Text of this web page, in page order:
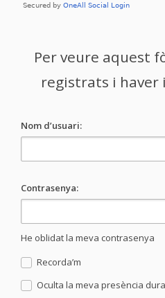
Per veure aquest
registrats i haver
Nom d’usuari:
Contrasenya:
He oblidat la meva contrasenya
Recorda’m
Oculta la meva presència